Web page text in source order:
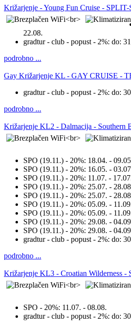
Križarjenje - Young Fun Cruise -
22.08.
gradtur - club - popust - 2%: do:
podrobno ...
Gay Križarjenje KL - GAY CRUISE -
gradtur - club - popust - 2%: do:
podrobno ...
Križarjenje KL2 - Dalmacija - Southern
SPO (19.11.) - 20%: 18.04. -
SPO (19.11.) - 20%: 16.05. -
SPO (19.11.) - 20%: 11.07. -
SPO (19.11.) - 20%: 25.07. -
SPO (19.11.) - 20%: 25.07. -
SPO (19.11.) - 20%: 05.09. -
SPO (19.11.) - 20%: 05.09. -
SPO (19.11.) - 20%: 29.08. -
SPO (19.11.) - 20%: 29.08. -
gradtur - club - popust - 2%: do:
podrobno ...
Križarjenje KL3 - Croatian Wilderness -
SPO - 20%: 11.07. - 08.08.
gradtur - club - popust - 2%: do: